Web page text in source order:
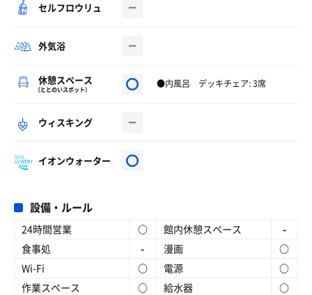
セルフロウリュ
外気浴
休憩スペース
（ととのいスポット） ●内風呂 デッキチェア: 3席
ウィスキング
イオンウォーター
設備・ルール
24時間営業 ○ 館内休憩スペース
-
食事処
- 漫画
○
Wi-Fi
○ 電源
○
作業スペース
○ 給水器
○